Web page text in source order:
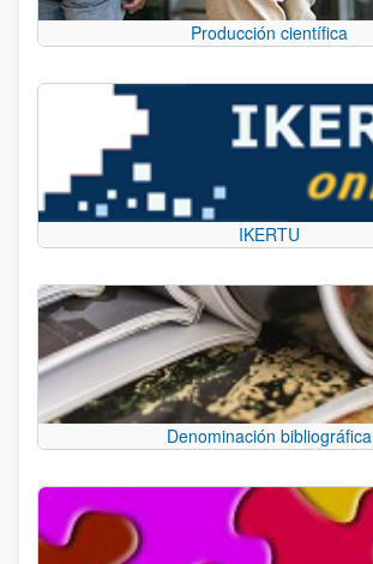
Producción científica
IKERTU
Denominación bibliográfica